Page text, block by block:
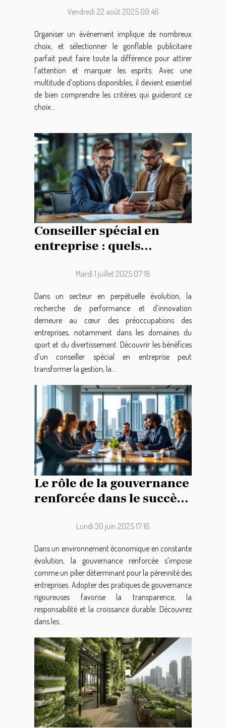
Vendredi 22 août 2025 09:46
Organiser un événement implique de nombreux
choix, et sélectionner le gonflable publicitaire
parfait peut faire toute la différence pour attirer
l’attention et marquer les esprits. Avec une
multitude d’options disponibles, il devient essentiel
de bien comprendre les critères qui guideront ce
choix...
Conseiller spécial en
entreprise : quels
secteurs sportif et de
divertissement ?
Mardi 1 juillet 2025 07:18
Dans un secteur en perpétuelle évolution, la
recherche de performance et d’innovation
demeure au cœur des préoccupations des
entreprises, notamment dans les domaines du
sport et du divertissement. Découvrir les bénéfices
d’un conseiller spécial en entreprise peut
transformer la gestion, la...
Le rôle de la gouvernance
renforcée dans le succès
Lundi 30 juin 2025 17:16
Dans un environnement économique en constante
évolution, la gouvernance renforcée s'impose
comme un pilier déterminant pour la pérennité des
entreprises. Adopter des pratiques de gouvernance
rigoureuses favorise la transparence, la
responsabilité et la croissance durable. Découvrez
dans les...